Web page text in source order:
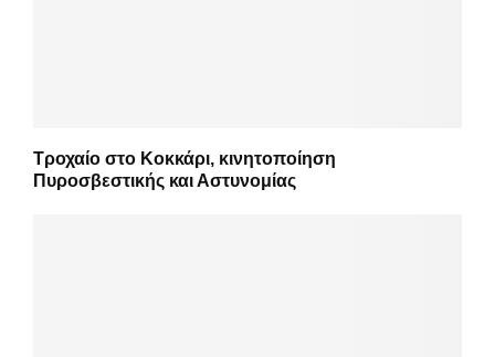
Τροχαίο στο Κοκκάρι, κινητοποίηση
Πυροσβεστικής και Αστυνομίας